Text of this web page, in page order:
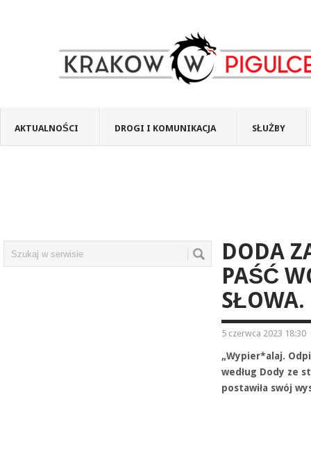
AKTUALNOŚCI DROGI I KOMUNIKACJA SŁUŻBY
DODA
PAŚĆ
SŁOWA.
5 czerwca 2023 18:30
„Wypier*alaj.
według Dody ze
postawiła swój